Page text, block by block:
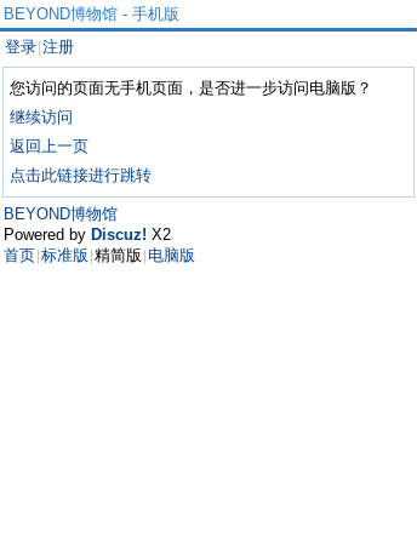
BEYOND博物馆 - 手机版
登录 注册
您访问的页面无手机页面，是否进一步访问电脑版？
继续访问
返回上一页
点击此链接进行跳转
BEYOND博物馆
Powered by Discuz! X2
首页 标准版 精简版 电脑版